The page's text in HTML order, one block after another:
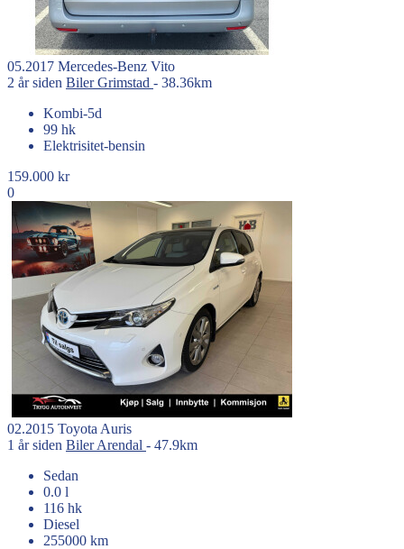
05.2017 Mercedes-Benz Vito
2 år siden BilerGrimstad - 38.36km
Kombi-5d
99 hk
Elektrisitet-bensin
159.000 kr
0
02.2015 Toyota Auris
1 år siden BilerArendal - 47.9km
Sedan
0.0 l
116 hk
Diesel
255000 km